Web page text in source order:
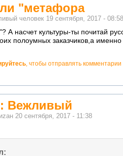
"метафора
человек 19 сентября, 2017 - 08:58
А насчет культуры-ты почитай
полоумных заказчиков,а именно
, чтобы отправлять комментарии
Вежливый
20 сентября, 2017 - 11:38